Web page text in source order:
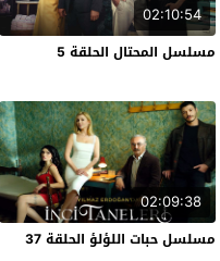
02:10:54
مسلسل المحتال الحلقة 5
02:09:38
مسلسل حبات اللؤلؤ الحلقة 37